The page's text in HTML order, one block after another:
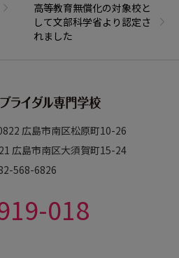
高等教育無償化の対象校と
して文部科学省より認定さ
れました
広島市南区松原町10-26
広島市南区大須賀町15-24
568-6826
018